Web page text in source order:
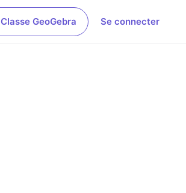
Classe GeoGebra Se connecter